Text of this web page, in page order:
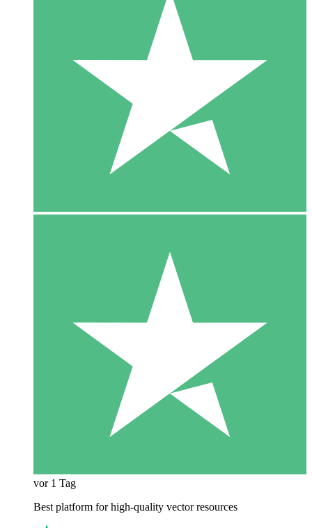
vor 1 Tag
Best platform for high-quality vector resources